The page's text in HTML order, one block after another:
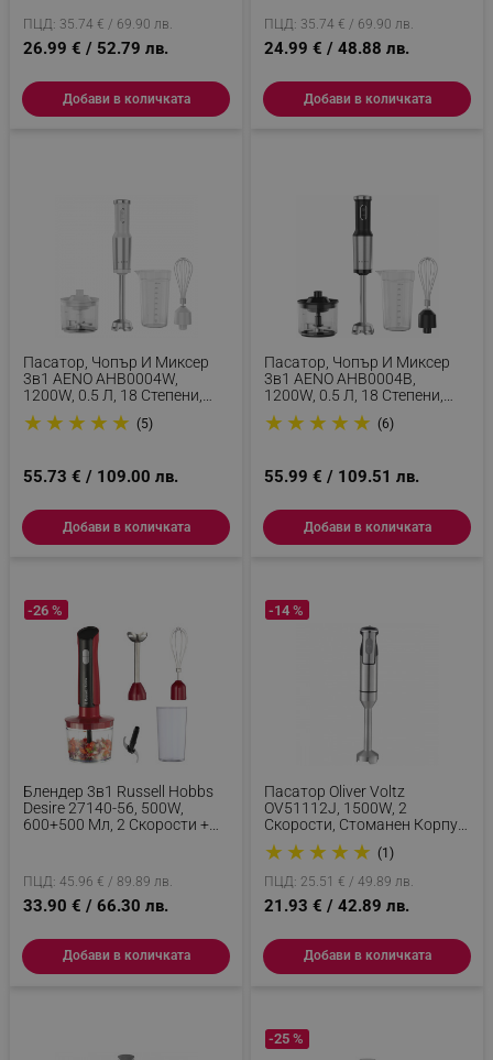
Инокс
ПЦД: 35.74 € / 69.90 лв.
26.99 € / 52.79 лв.
Добави в количката
Неръждаема Стомана,
Инокс
ПЦД: 35.74 € / 69.90 лв.
24.99 € / 48.88 лв.
Добави в количката
Пасатор, Чопър И Миксер
3в1 AENO AHB0004W,
1200W, 0.5 Л, 18 Степени,
Турбо, DC Мотор, Бял/инокс
★ ★ ★ ★ ★ (5)
55.73 € / 109.00 лв.
Добави в количката
Пасатор, Чопър И Миксер
3в1 AENO AHB0004B,
1200W, 0.5 Л, 18 Степени,
Турбо, DC Мотор, Черен/
Инокс
★ ★ ★ ★ ★ (6)
55.99 € / 109.51 лв.
Добави в количката
Блендер 3в1 Russell Hobbs
Desire 27140-56, 500W,
600+500 Мл, 2 Скорости +
-26 %
ПЦД: 45.96 € / 89.89 лв.
33.90 € / 66.30 лв.
Добави в количката
Пасатор Oliver Voltz
OV51112J, 1500W, 2
Скорости, Стоманен Корпус
И Накрайник, Инокс
★ ★ ★ ★ ★ (1)
-14 %
ПЦД: 25.51 € / 49.89 лв.
21.93 € / 42.89 лв.
Добави в количката
-25 %